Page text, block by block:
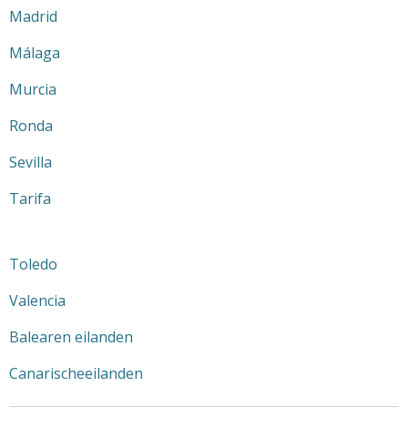
Madrid
Málaga
Murcia
Ronda
Sevilla
Tarifa
Toledo
Valencia
Balearen eilanden
Canarischeeilanden